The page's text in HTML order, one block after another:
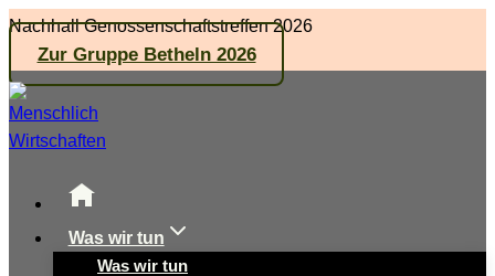
Zum
Inhalt
springen
Nachhall Genossenschaftstreffen 2026
Zur Gruppe Betheln 2026
Was wir tun
Was wir tun